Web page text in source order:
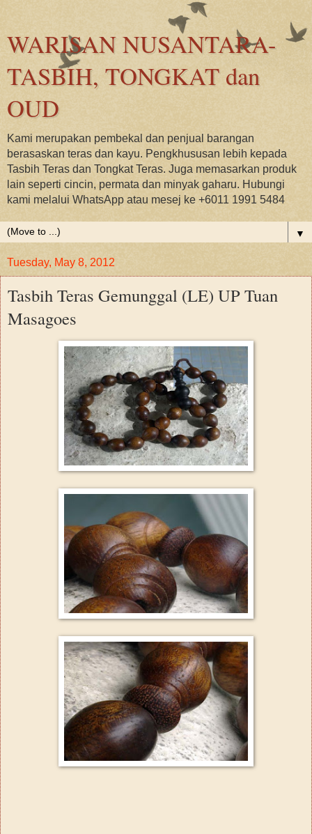
WARISAN NUSANTARA-
TASBIH, TONGKAT dan
OUD
Kami merupakan pembekal dan penjual barangan
berasaskan teras dan kayu. Pengkhususan lebih kepada
Tasbih Teras dan Tongkat Teras. Juga memasarkan produk
lain seperti cincin, permata dan minyak gaharu. Hubungi
kami melalui WhatsApp atau mesej ke +6011 1991 5484
▼
Tuesday, May 8, 2012
Tasbih Teras Gemunggal (LE) UP Tuan
Masagoes